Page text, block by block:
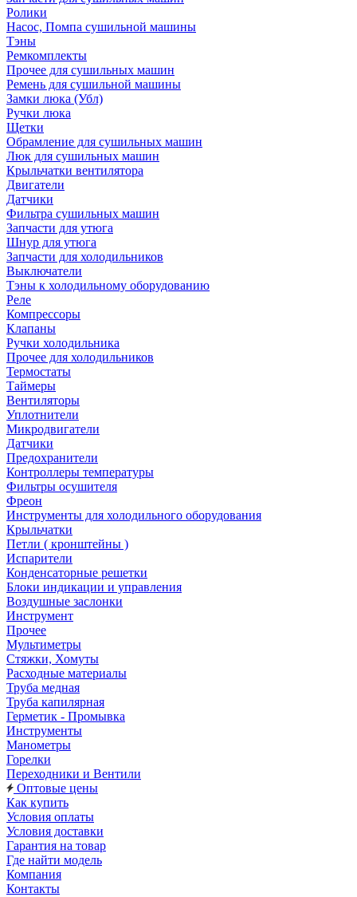
Ролики
Насос, Помпа сушильной машины
Тэны
Ремкомплекты
Прочее для сушильных машин
Ремень для сушильной машины
Замки люка (Убл)
Ручки люка
Щетки
Обрамление для сушильных машин
Люк для сушильных машин
Крыльчатки вентилятора
Двигатели
Датчики
Фильтра сушильных машин
Запчасти для утюга
Шнур для утюга
Запчасти для холодильников
Выключатели
Тэны к холодильному оборудованию
Реле
Компрессоры
Клапаны
Ручки холодильника
Прочее для холодильников
Термостаты
Таймеры
Вентиляторы
Уплотнители
Микродвигатели
Датчики
Предохранители
Контроллеры температуры
Фильтры осушителя
Фреон
Инструменты для холодильного оборудования
Крыльчатки
Петли ( кронштейны )
Испарители
Конденсаторные решетки
Блоки индикации и управления
Воздушные заслонки
Инструмент
Прочее
Мультиметры
Стяжки, Хомуты
Расходные материалы
Труба медная
Труба капилярная
Герметик - Промывка
Инструменты
Манометры
Горелки
Переходники и Вентили
Оптовые цены
Как купить
Условия оплаты
Условия доставки
Гарантия на товар
Где найти модель
Компания
Контакты